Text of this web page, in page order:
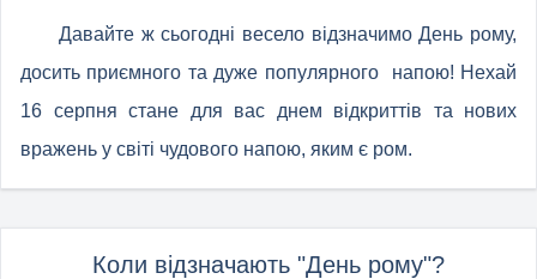
Давайте ж сьогодні весело відзначимо День рому,
досить приємного та дуже популярного напою! Нехай
16 серпня стане для вас днем ​​відкриттів та нових
вражень у світі чудового напою, яким є ром.
Коли відзначають "День рому"?